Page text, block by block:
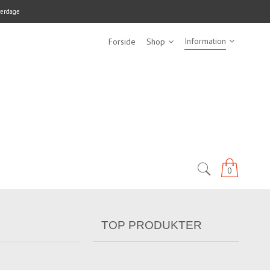
Forside Shop Information
0
TOP PRODUKTER